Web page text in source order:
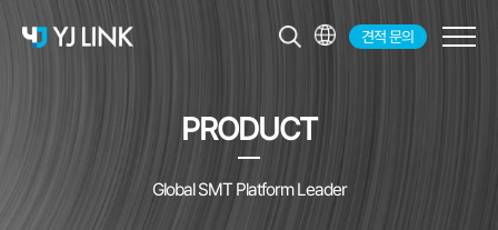
견적 문의
PRODUCT
Global SMT Platform Leader